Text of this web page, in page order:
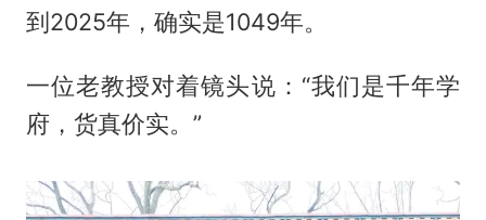
到2025年，确实是1049年。
一位老教授对着镜头说：“我们是千年学
府，货真价实。”